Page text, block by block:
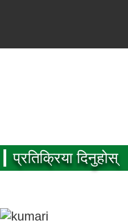
प्रतिक्रिया दिनुहोस्